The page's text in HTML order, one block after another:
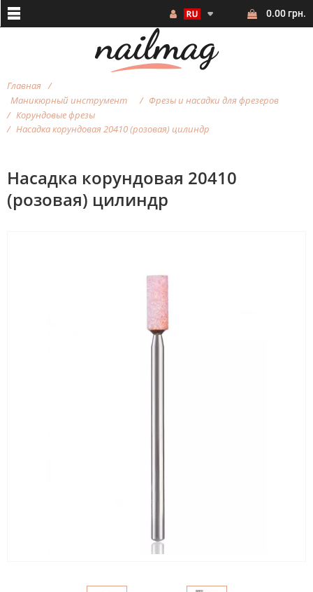
0.00 грн.
Главная
Маникюрный инструмент
Фрезы и насадки для фрезеров
Корундовые фрезы
Насадка корундовая 20410 (розовая) цилиндр
Насадка корундовая 20410
(розовая) цилиндр